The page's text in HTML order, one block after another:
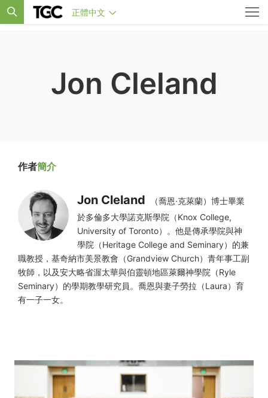
正體中文
Jon Cleland
作者簡介
Jon Cleland
（喬恩·克萊蘭）博士畢業
於多倫多大學諾克斯學院（Knox College,
University of Toronto）。他是傳承學院與神
學院（Heritage College and Seminary）的兼
職教授，基奇納市美景教會（Grandview Church）青年事工副
牧師，以及安大略省渥太華與伯靈頓地區萊爾神學院（Ryle
Seminary）的學期教學研究員。喬恩與妻子勞拉（Laura）育
有一子一女。